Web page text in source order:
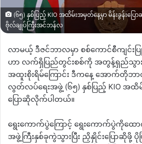
(၆၅) နှစ်ပြည့် KIO အထိမ်းအမှတ်နေ့မှာ မိန်းခွန်းပြော
ဗိုလ်ချုပ်ကြီးအင်ဘန်လ
လာမယ့် ဒီဇင်ဘာလမှာ စစ်ကောင်စီကျင်း
ဟာ လက်ရှိပြည်တွင်းစစ်ကို အတွန့်ရှည်သွ
အထူးစိုးရိမ်ကြောင်း ဒီကနေ့ အောက်တိုဘ
လွတ်လပ်ရေးအဖွဲ့ (၆၅) နှစ်ပြည့် KIO အထိမ်
ပြောဆိုလိုက်ပါတယ်။
ရွေးကောက်ပွဲကြောင့် ရွေးကောက်ပွဲကို
အဖွဲ့ကြီးနှစ်ခုကွဲသွားပြီး ညှိနှိုင်းပြောဆိုဖို့ ပိုပ